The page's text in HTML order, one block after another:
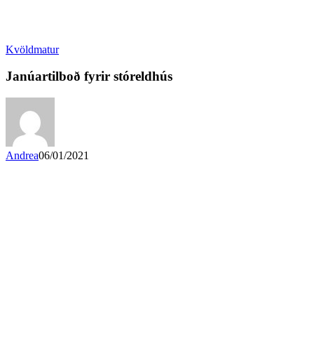
Kvöldmatur
Janúartilboð fyrir stóreldhús
Andrea06/01/2021